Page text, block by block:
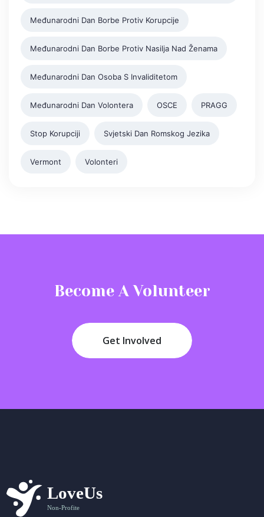
Međunarodni Dan Borbe Protiv Korupcije
Međunarodni Dan Borbe Protiv Nasilja Nad Ženama
Međunarodni Dan Osoba S Invaliditetom
Međunarodni Dan Volontera OSCE PRAGG
Stop Korupciji Svjetski Dan Romskog Jezika
Vermont Volonteri
Become A Volunteer
Get Involved